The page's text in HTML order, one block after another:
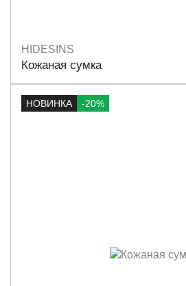
Размеры
HIDESINS
Кожаная сумка
НОВИНКА -20%